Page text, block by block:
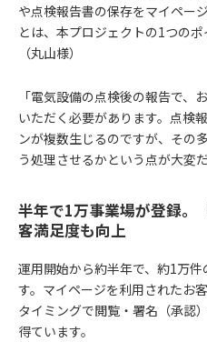
や点検報告書の保存をマイペー
とは、本プロジェクトの1つのポ
（丸山様）
「電気設備の点検後の報告で、
いただく必要があります。点検
ンが複数生じるのですが、その
う処理させるかという点が大変
半年で1万事業場が登録。
客満足度も向上
運用開始から約半年で、約1万
す。マイページを利用されたお
タイミングで閲覧・署名（承認
得ています。